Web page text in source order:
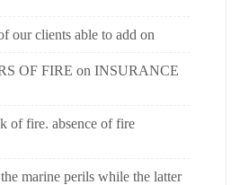
our clients able to add on
OF FIRE on INSURANCE
of fire. absence of fire
marine perils while the latter